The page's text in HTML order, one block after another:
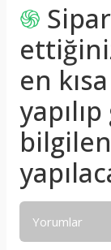
֍
en
Yorumlar